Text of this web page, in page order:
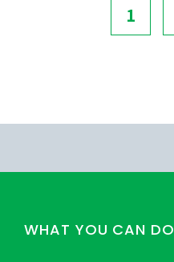
1
WHAT YOU CAN DO